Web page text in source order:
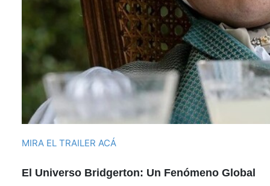
MIRA EL TRAILER ACÁ
El Universo Bridgerton: Un Fenómeno Global